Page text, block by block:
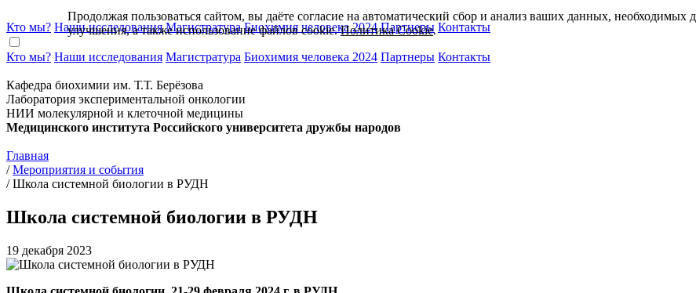
Кто мы? Наши исследования Магистратура Биохимия человека 2024 Партнеры Контакты
Кто мы? Наши исследования Магистратура Биохимия человека 2024 Партнеры Контакты
Кафедра биохимии им. Т.Т. Берёзова
Лаборатория экспериментальной онкологии
НИИ молекулярной и клеточной медицины
Медицинского института Российского университета дружбы народов
Главная
/Мероприятия и события
/Школа системной биологии в РУДН
Школа системной биологии в РУДН
19 декабря 2023
Продолжая пользоваться сайтом, вы даёте cогласие на автоматический сбор и анализ ваших данных, необходимых
улучшения, а также использование файлов cookie.Политика Cookie.